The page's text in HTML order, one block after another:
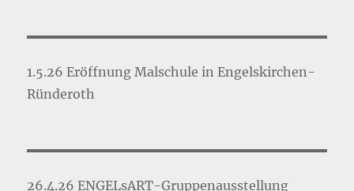
1.5.26 Eröffnung Malschule in Engelskirchen-
Ründeroth
26.4.26 ENGELsART-Gruppenausstellung